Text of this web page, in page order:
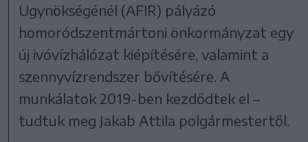
Ügynökségénél (AFIR) pályázó
homoródszentmártoni önkormányzat egy
új ivóvízhálózat kiépítésére, valamint a
szennyvízrendszer bővítésére. A
munkálatok 2019-ben kezdődtek el –
tudtuk meg Jakab Attila polgármestertől.